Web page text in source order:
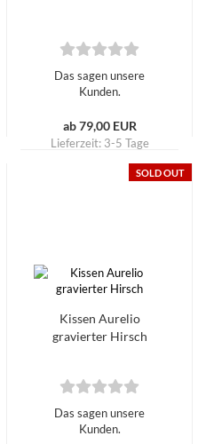
Das sagen unsere
Kunden.
ab 79,00 EUR
Lieferzeit: 3-5 Tage
SOLD OUT
Kissen Aurelio
gravierter Hirsch
Das sagen unsere
Kunden.